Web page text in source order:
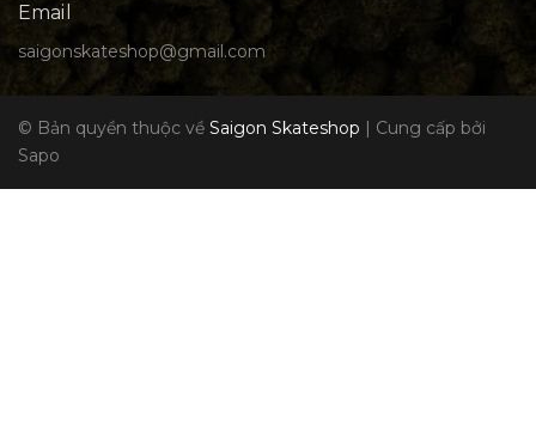
Email
saigonskateshop@gmail.com
© Bản quyền thuộc về Saigon Skateshop | Cung cấp bởi
Sapo